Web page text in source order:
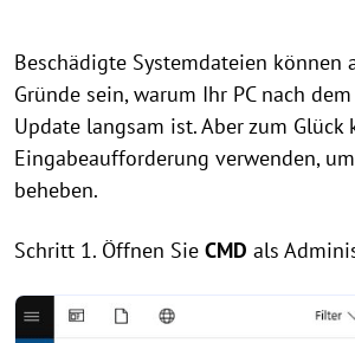
Beschädigte Systemdateien können
Gründe sein, warum Ihr PC nach
Update langsam ist. Aber zum Glück
Eingabeaufforderung verwenden,
beheben.
Schritt 1. Öffnen Sie CMD als